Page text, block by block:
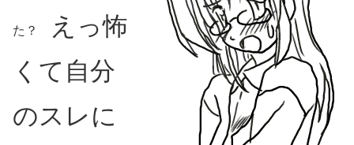
た？
えっ怖
くて自分
のスレに